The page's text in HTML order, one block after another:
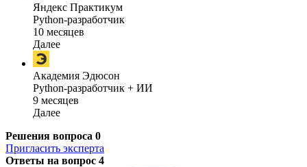
Яндекс Практикум
Python-разработчик
10 месяцев
Далее
Академия Эдюсон
Python-разработчик + ИИ
9 месяцев
Далее
Решения вопроса 0
Пригласить эксперта
Ответы на вопрос 4